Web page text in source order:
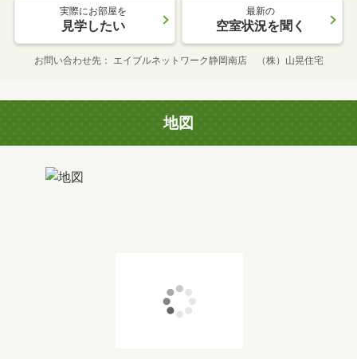
実際にお部屋を
見学したい
最新の
空室状況を聞く
お問い合わせ先 エイブルネットワーク静岡南店 （株）山晃住宅
地図